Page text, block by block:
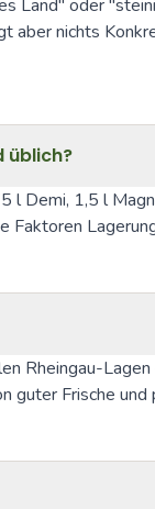
Land" oder
nichts
üblich?
Demi, 1,5 l
Faktoren
Rheingau-
Frische